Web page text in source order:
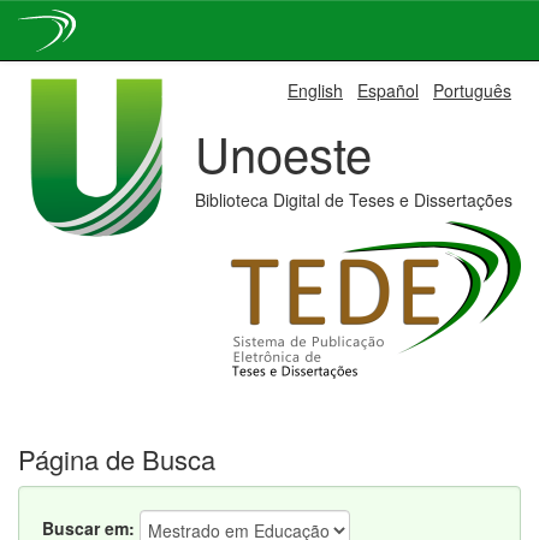
English Español Português
Unoeste
Biblioteca Digital de Teses e Dissertações
Página de Busca
Buscar em: